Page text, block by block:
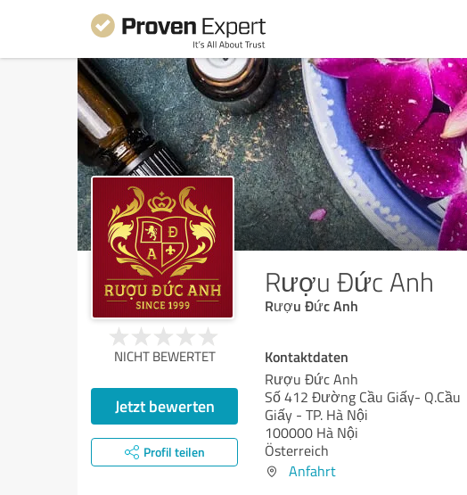
Rượu Đức Anh
Rượu Đức Anh
NICHT BEWERTET
Jetzt bewerten
Profil teilen
Kontaktdaten
Rượu Đức Anh
Số 412 Đường Cầu Giấy- Q.Cầu
Giấy - TP. Hà Nội
100000 Hà Nội
Österreich
Anfahrt